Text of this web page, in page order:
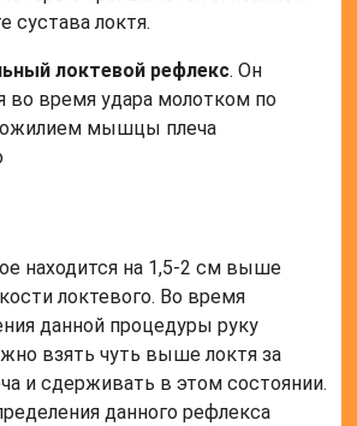
сустава локтя.
локтевой рефлекс. Он
во время удара молотком по
мышцы плеча
находится на 1,5-2 см выше
локтевого. Во время
данной процедуры руку
взять чуть выше локтя за
и сдерживать в этом состоянии.
данного рефлекса